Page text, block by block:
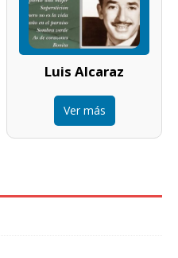
Luis Alcaraz
Ver más